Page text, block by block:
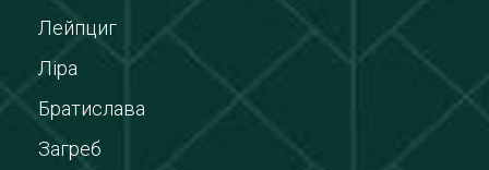
Лейпциг
Ліра
Братислава
Загреб